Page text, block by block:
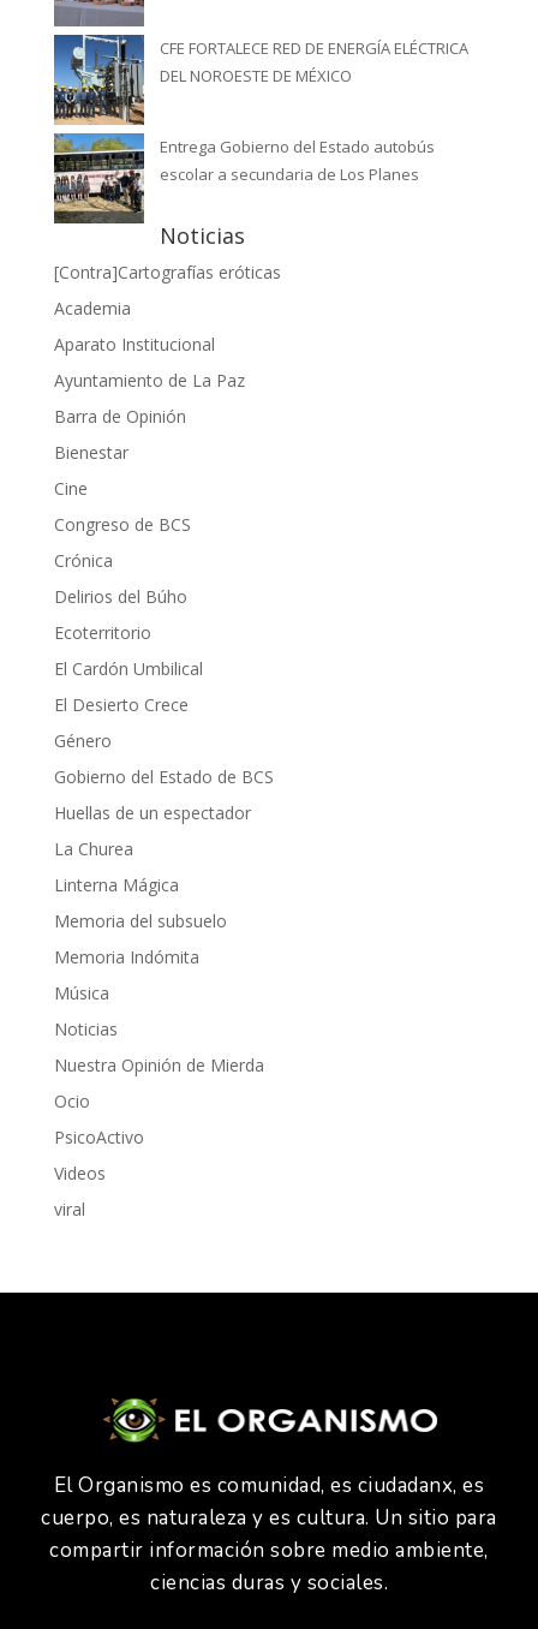
CFE FORTALECE RED DE ENERGÍA ELÉCTRICA
DEL NOROESTE DE MÉXICO
Entrega Gobierno del Estado autobús
escolar a secundaria de Los Planes
Noticias
[Contra]Cartografías eróticas
Academia
Aparato Institucional
Ayuntamiento de La Paz
Barra de Opinión
Bienestar
Cine
Congreso de BCS
Crónica
Delirios del Búho
Ecoterritorio
El Cardón Umbilical
El Desierto Crece
Género
Gobierno del Estado de BCS
Huellas de un espectador
La Churea
Linterna Mágica
Memoria del subsuelo
Memoria Indómita
Música
Noticias
Nuestra Opinión de Mierda
Ocio
PsicoActivo
Videos
viral
El Organismo es comunidad, es ciudadanx, es
cuerpo, es naturaleza y es cultura. Un sitio para
compartir información sobre medio ambiente,
ciencias duras y sociales.